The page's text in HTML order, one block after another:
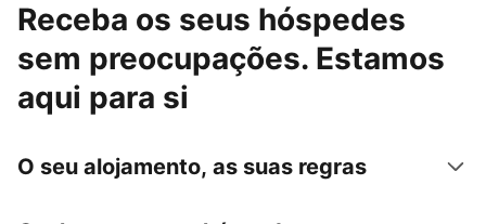
Receba os seus hóspedes
sem preocupações. Estamos
aqui para si
O seu alojamento, as suas regras